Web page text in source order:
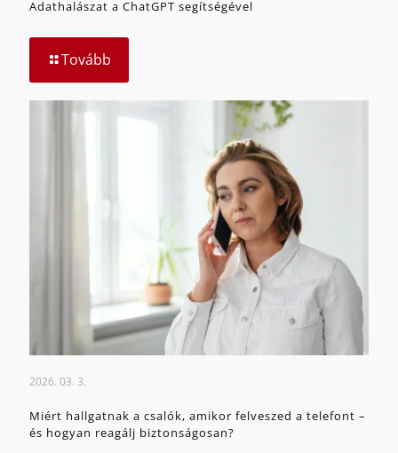
Adathalászat a ChatGPT segítségével
Tovább
2026. 03. 3.
Miért hallgatnak a csalók, amikor felveszed a telefont –
és hogyan reagálj biztonságosan?